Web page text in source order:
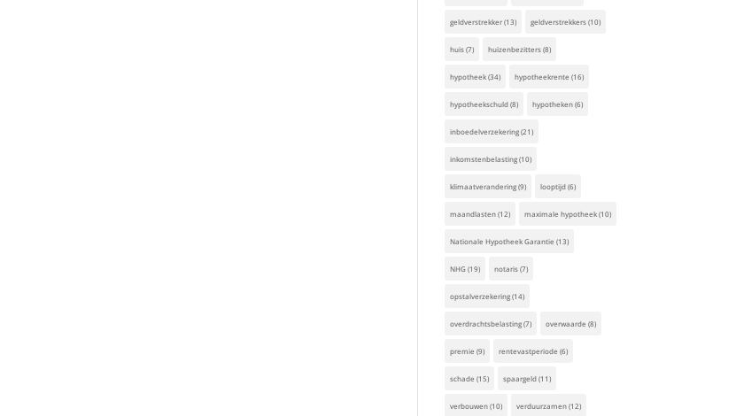
geldverstrekker(13) geldverstrekkers(10)
huis(7) huizenbezitters(8)
hypotheek(34) hypotheekrente (16)
hypotheekschuld(8) hypotheken(6)
inboedelverzekering(21)
inkomstenbelasting(10)
klimaatverandering(9) looptijd(6)
maandlasten(12) maximale hypotheek(10)
Nationale Hypotheek Garantie (13)
NHG(19) notaris(7)
opstalverzekering(14)
overdrachtsbelasting(7) overwaarde (8)
premie (9) rentevastperiode (6)
schade (15) spaargeld(11)
verbouwen(10) verduurzamen(12)